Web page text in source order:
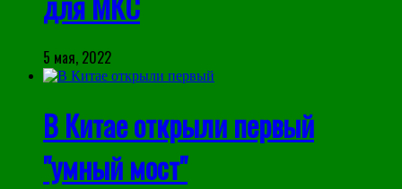
5 мая, 2022
В Китае открыли первый
"умный мост"